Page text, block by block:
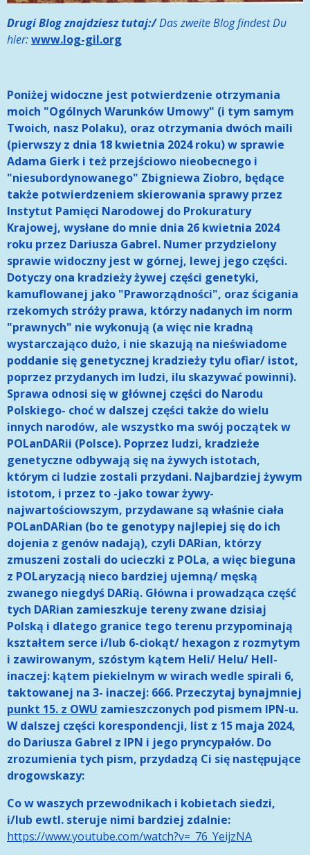
Drugi Blog znajdziesz tutaj:/Das zweite Blog findest Du
hier:www.log-gil.org
Poniżej widoczne jest potwierdzenie otrzymania
moich "Ogólnych Warunków Umowy" (i tym samym
Twoich, nasz Polaku), oraz otrzymania dwóch maili
(pierwszy z dnia 18 kwietnia 2024 roku) w sprawie
Adama Gierk i też przejściowo nieobecnego i
"niesubordynowanego" Zbigniewa Ziobro, będące
także potwierdzeniem skierowania sprawy przez
Instytut Pamięci Narodowej do Prokuratury
Krajowej, wysłane do mnie dnia 26 kwietnia 2024
roku przez Dariusza Gabrel. Numer przydzielony
sprawie widoczny jest w górnej, lewej jego części.
Dotyczy ona kradzieży żywej części genetyki,
kamuflowanej jako "Praworządności", oraz ścigania
rzekomych stróży prawa, którzy nadanych im norm
"prawnych" nie wykonują (a więc nie kradną
wystarczająco dużo, i nie skazują na nieświadome
poddanie się genetycznej kradzieży tylu ofiar/ istot,
poprzez przydanych im ludzi, ilu skazywać powinni).
Sprawa odnosi się w głównej części do Narodu
Polskiego- choć w dalszej części także do wielu
innych narodów, ale wszystko ma swój początek w
POLanDARii (Polsce). Poprzez ludzi, kradzieże
genetyczne odbywają się na żywych istotach,
którym ci ludzie zostali przydani. Najbardziej żywym
istotom, i przez to -jako towar żywy-
najwartościowszym, przydawane są właśnie ciała
POLanDARian (bo te genotypy najlepiej się do ich
dojenia z genów nadają), czyli DARian, którzy
zmuszeni zostali do ucieczki z POLa, a więc bieguna
z POLaryzacją nieco bardziej ujemną/ męską
zwanego niegdyś DARią. Główna i prowadząca część
tych DARian zamieszkuje tereny zwane dzisiaj
Polską i dlatego granice tego terenu przypominają
kształtem serce i/lub 6-ciokąt/ hexagon z rozmytym
i zawirowanym, szóstym kątem Heli/ Helu/ Hell-
inaczej: kątem piekielnym w wirach wedle spirali 6,
taktowanej na 3- inaczej: 666. Przeczytaj bynajmniej
punkt 15. z OWU zamieszczonych pod pismem IPN-u.
W dalszej części korespondencji, list z 15 maja 2024,
do Dariusza Gabrel z IPN i jego pryncypałów. Do
zrozumienia tych pism, przydadzą Ci się następujące
drogowskazy:
Co w waszych przewodnikach i kobietach siedzi,
i/lub ewtl. steruje nimi bardziej zdalnie:
https://www.youtube.com/watch?v=_76_YeijzNA